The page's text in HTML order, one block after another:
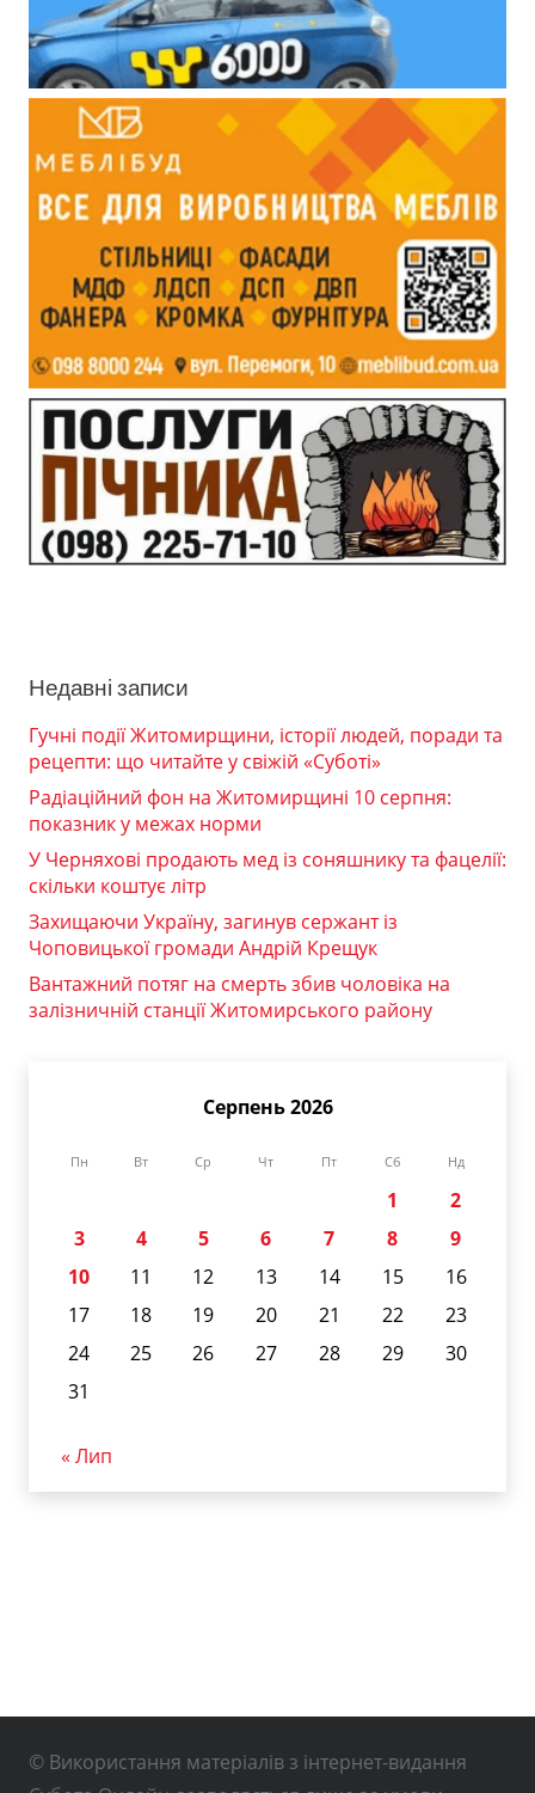
Недавні записи
Гучні події Житомирщини, історії людей, поради та
рецепти: що читайте у свіжій «Суботі»
Радіаційний фон на Житомирщині 10 серпня:
показник у межах норми
У Черняхові продають мед із соняшнику та фацелії:
скільки коштує літр
Захищаючи Україну, загинув сержант із
Чоповицької громади Андрій Крещук
Вантажний потяг на смерть збив чоловіка на
залізничній станції Житомирського району
Серпень 2026
Пн Вт Ср Чт Пт Сб Нд
1
2
3
4 5 6 7 8
9
10
11 12 13 14 15
16
17
18 19 20 21 22
23
24
25 26 27 28 29
30
31
« Лип
© Використання матеріалів з інтернет-видання